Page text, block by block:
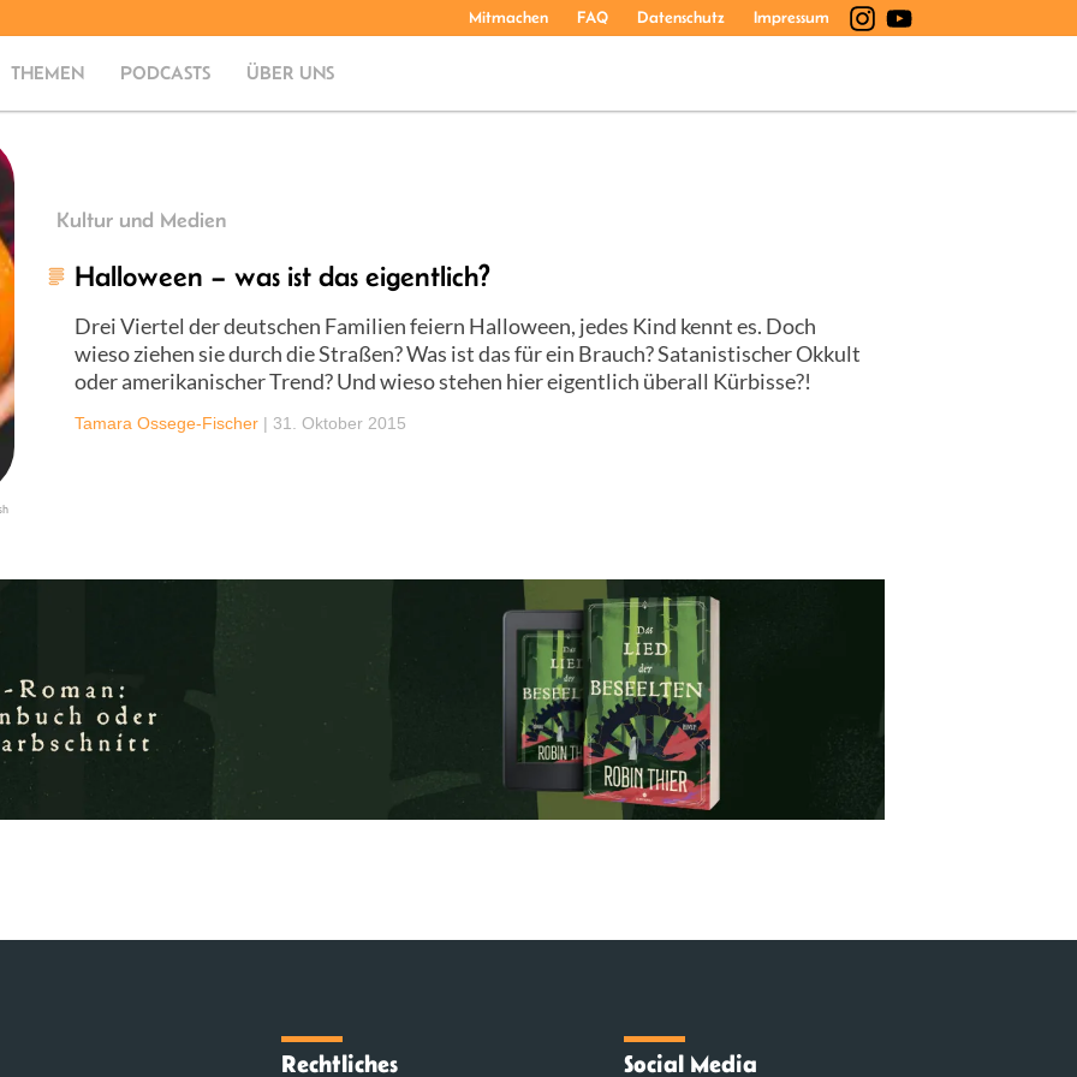
Mitmachen FAQ Datenschutz Impressum
THEMEN PODCASTS ÜBER UNS
Kultur und Medien
Halloween – was ist das eigentlich?
Drei Viertel der deutschen Familien feiern Halloween, jedes Kind kennt es. Doch
wieso ziehen sie durch die Straßen? Was ist das für ein Brauch? Satanistischer Okkult
oder amerikanischer Trend? Und wieso stehen hier eigentlich überall Kürbisse?!
Tamara Ossege-Fischer | 31. Oktober 2015
Rechtliches Social Media